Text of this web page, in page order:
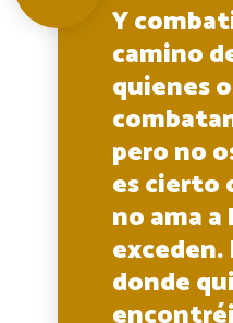
Y
camino
quienes
pero no
es cierto
no ama a
donde